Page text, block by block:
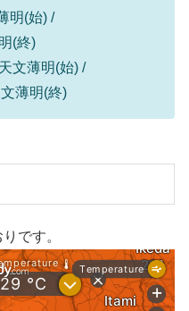
明(始) /
(終)
文薄明(始) /
薄明(終)
です。